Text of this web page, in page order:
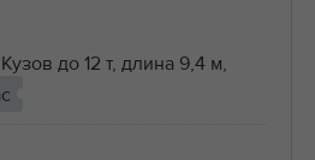
до 12 т, длина 9,4 м,